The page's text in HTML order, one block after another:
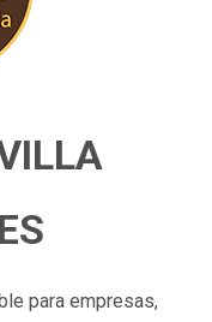
para empresas,